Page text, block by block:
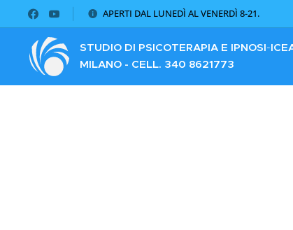
APERTI DAL LUNEDÌ AL VENERDÌ 8-21.
STUDIO DI PSICOTERAPIA E IPNOSI-
MILANO - CELL. 340 8621773